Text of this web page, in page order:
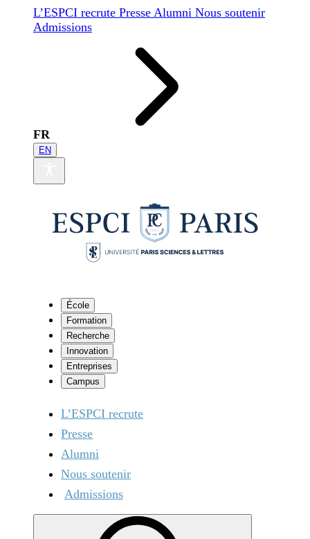
L’ESPCI recrute Presse Alumni Nous soutenir
Admissions
FR
EN
École
Formation
Recherche
Innovation
Entreprises
Campus
L’ESPCI recrute
Presse
Alumni
Nous soutenir
Admissions